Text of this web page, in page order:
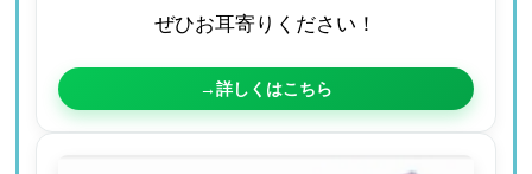
ぜひお耳寄りください！
→詳しくはこちら